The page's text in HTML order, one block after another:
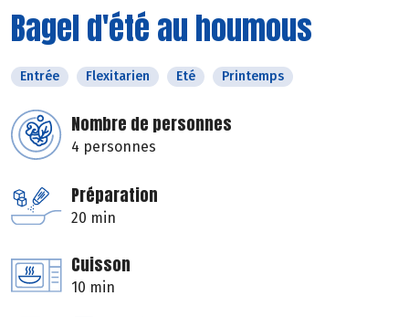
Bagel d'été au houmous
Entrée Flexitarien Eté Printemps
Nombre de personnes
4 personnes
Préparation
20 min
Cuisson
10 min